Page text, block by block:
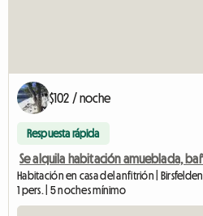
$102 / noche
Respuesta rápida
Se alquila habitación amueblada,
Habitación en casa del anfitrión | Birsfelden
1 pers. | 5 noches mínimo